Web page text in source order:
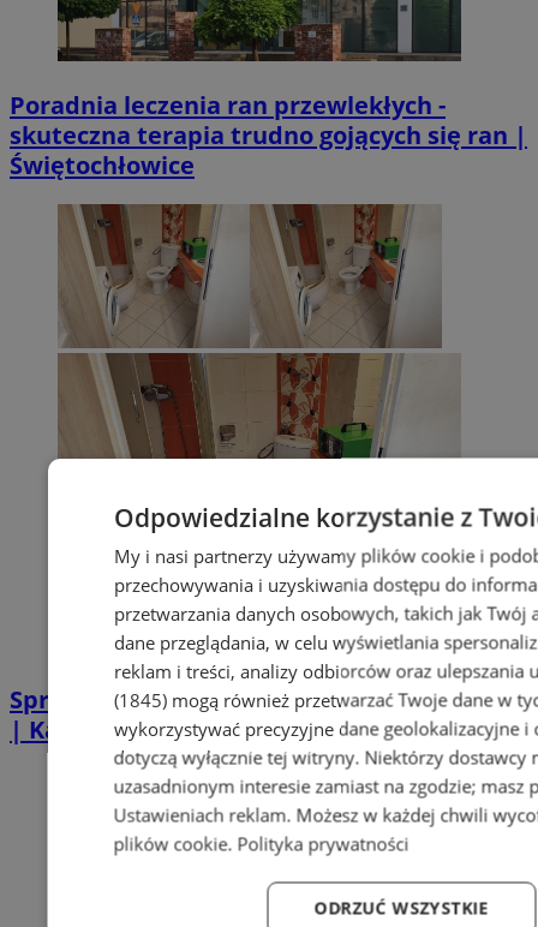
Poradnia leczenia ran przewlekłych -
skuteczna terapia trudno gojących się ran |
Świętochłowice
Sprzątanie po zgonie w Piekarach Śląskich
| Kastelnik
Odpowiedzialne korzystanie z
My i nasi partnerzy używamy plików cookie i
przechowywania i uzyskiwania dostępu do
przetwarzania danych osobowych, takich jak
dane przeglądania, w celu wyświetlania
reklam i treści, analizy odbiorców oraz ulepszania
(1845)mogą również przetwarzać Twoje dane w
wykorzystywać precyzyjne dane geolokalizacyjne
dotyczą wyłącznie tej witryny. Niektórzy dostawcy
uzasadnionym interesie zamiast na zgodzie; masz
Ustawieniach reklam. Możesz w każdej chwili
plików cookie. Polityka prywatności
ODRZUĆ WSZYSTKIE